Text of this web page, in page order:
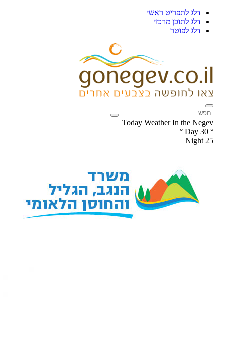
דלג לתפריט ראשי
דלג לתוכן מרכזי
דלג לפוטר
Today Weather In the Negev
°
30
Day
°
25
Night
Facebook
Instagram